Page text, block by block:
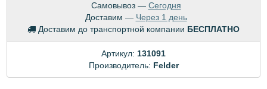
Самовывоз — Сегодня
Доставим — Через 1 день
Доставим до транспортной компании БЕСПЛАТНО
Артикул: 131091
Производитель: Felder